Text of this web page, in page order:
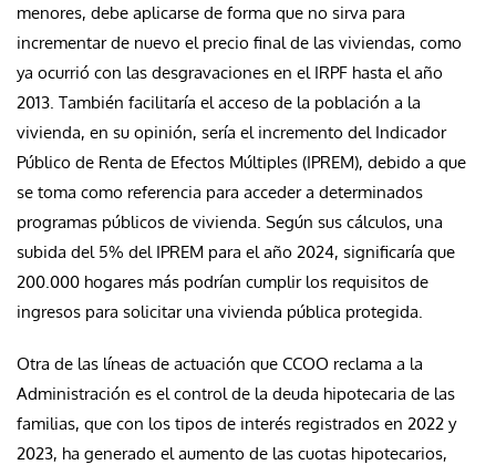
menores, debe aplicarse de forma que no sirva para
incrementar de nuevo el precio final de las viviendas, como
ya ocurrió con las desgravaciones en el IRPF hasta el año
2013. También facilitaría el acceso de la población a la
vivienda, en su opinión, sería el incremento del Indicador
Público de Renta de Efectos Múltiples (IPREM), debido a que
se toma como referencia para acceder a determinados
programas públicos de vivienda. Según sus cálculos, una
subida del 5% del IPREM para el año 2024, significaría que
200.000 hogares más podrían cumplir los requisitos de
ingresos para solicitar una vivienda pública protegida.
Otra de las líneas de actuación que CCOO reclama a la
Administración es el control de la deuda hipotecaria de las
familias, que con los tipos de interés registrados en 2022 y
2023, ha generado el aumento de las cuotas hipotecarios,